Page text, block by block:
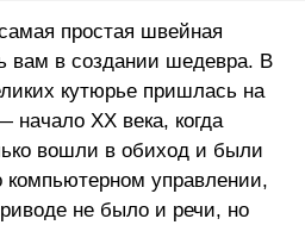
простая швейная
вам в создании шедевра. В
кутюрье пришлась на
XX века, когда
вошли в обиход и были
управлении,
не было и речи, но